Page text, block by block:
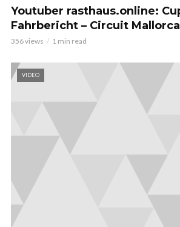
Youtuber rasthaus.online:
Fahrbericht – Circuit
356 views 1 min read
VIDEO